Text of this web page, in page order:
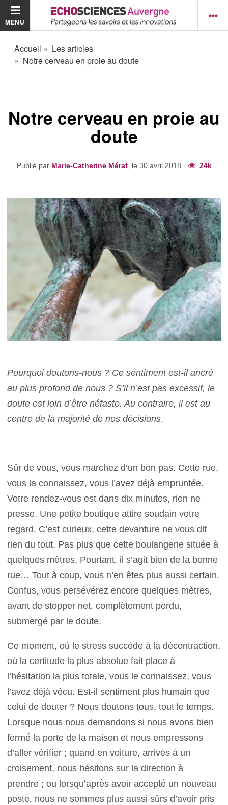
MENU
Accueil
Les articles
Notre cerveau en proie au doute
Notre cerveau en proie au
doute
Publié par Marie-Catherine Mérat, le 30 avril 2018 24k
Pourquoi doutons-nous ? Ce sentiment est-il ancré
au plus profond de nous ? S’il n’est pas excessif, le
doute est loin d’être néfaste. Au contraire, il est au
centre de la majorité de nos décisions.
Sûr de vous, vous marchez d’un bon pas. Cette rue,
vous la connaissez, vous l’avez déjà empruntée.
Votre rendez-vous est dans dix minutes, rien ne
presse. Une petite boutique attire soudain votre
regard. C’est curieux, cette devanture ne vous dit
rien du tout. Pas plus que cette boulangerie située à
quelques mètres. Pourtant, il s’agit bien de la bonne
rue… Tout à coup, vous n’en êtes plus aussi certain.
Confus, vous persévérez encore quelques mètres,
avant de stopper net, complètement perdu,
submergé par le doute.
Ce moment, où le stress succède à la décontraction,
où la certitude la plus absolue fait place à
l’hésitation la plus totale, vous le connaissez, vous
l’avez déjà vécu. Est-il sentiment plus humain que
celui de douter ? Nous doutons tous, tout le temps.
Lorsque nous nous demandons si nous avons bien
fermé la porte de la maison et nous empressons
d’aller vérifier ; quand en voiture, arrivés à un
croisement, nous hésitons sur la direction à
prendre ; ou lorsqu’après avoir accepté un nouveau
poste, nous ne sommes plus aussi sûrs d’avoir pris